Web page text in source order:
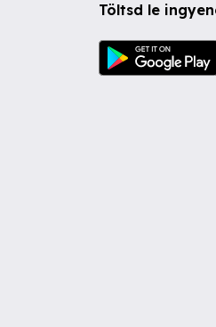
Töltsd le